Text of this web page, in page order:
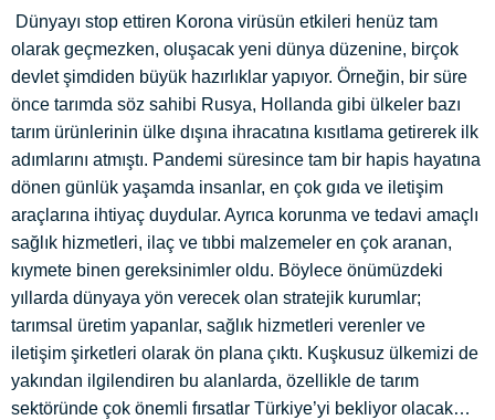
Dünyayı stop ettiren Korona virüsün etkileri henüz tam
olarak geçmezken, oluşacak yeni dünya düzenine, birçok
devlet şimdiden büyük hazırlıklar yapıyor. Örneğin, bir süre
önce tarımda söz sahibi Rusya, Hollanda gibi ülkeler bazı
tarım ürünlerinin ülke dışına ihracatına kısıtlama getirerek ilk
adımlarını atmıştı. Pandemi süresince tam bir hapis hayatına
dönen günlük yaşamda insanlar, en çok gıda ve iletişim
araçlarına ihtiyaç duydular. Ayrıca korunma ve tedavi amaçlı
sağlık hizmetleri, ilaç ve tıbbi malzemeler en çok aranan,
kıymete binen gereksinimler oldu. Böylece önümüzdeki
yıllarda dünyaya yön verecek olan stratejik kurumlar;
tarımsal üretim yapanlar, sağlık hizmetleri verenler ve
iletişim şirketleri olarak ön plana çıktı. Kuşkusuz ülkemizi de
yakından ilgilendiren bu alanlarda, özellikle de tarım
sektöründe çok önemli fırsatlar Türkiye’yi bekliyor olacak…